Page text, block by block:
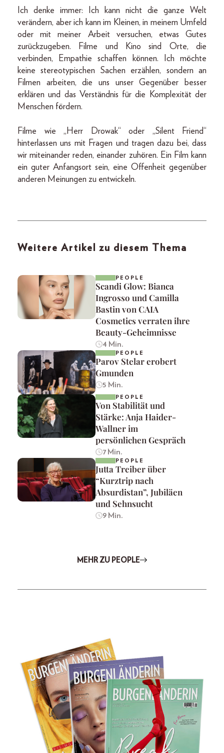
Ich denke immer: Ich kann nicht die ganze Welt
verändern, aber ich kann im Kleinen, in meinem Umfeld
oder mit meiner Arbeit versuchen, etwas Gutes
zurückzugeben. Filme und Kino sind Orte, die
verbinden, Empathie schaffen können. Ich möchte
keine stereotypischen Sachen erzählen, sondern an
Filmen arbeiten, die uns unser Gegenüber besser
erklären und das Verständnis für die Komplexität der
Menschen fördern.
Filme wie „Herr Drowak“ oder „Silent Friend“
hinterlassen uns mit Fragen und tragen dazu bei, dass
wir miteinander reden, einander zuhören. Ein Film kann
ein guter Anfangsort sein, eine Offenheit gegenüber
anderen Meinungen zu entwickeln.
Weitere Artikel zu diesem Thema
PEOPLE
Scandi Glow: Bianca
Ingrosso und Camilla
Bastin von CAIA
Cosmetics verraten ihre
Beauty-Geheimnisse
4 Min.
PEOPLE
Parov Stelar erobert
Gmunden
5 Min.
PEOPLE
Von Stabilität und
Stärke: Anja Haider-
Wallner im
persönlichen Gespräch
7 Min.
PEOPLE
Jutta Treiber über
“Kurztrip nach
Absurdistan”, Jubiläen
und Sehnsucht
9 Min.
MEHR ZU PEOPLE